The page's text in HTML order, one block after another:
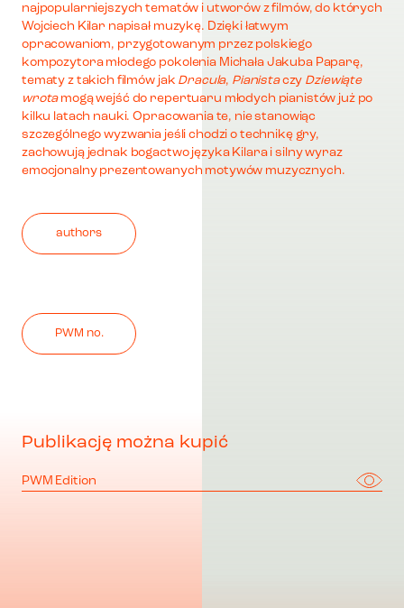
najpopularniejszych tematów i utworów z filmów, do których
Wojciech Kilar napisał muzykę. Dzięki łatwym
opracowaniom, przygotowanym przez polskiego
kompozytora młodego pokolenia Michała Jakuba Paparę,
tematy z takich filmów jak Dracula, Pianistaczy Dziewiąte
wrotamogą wejść do repertuaru młodych pianistów już po
kilku latach nauki. Opracowania te, nie stanowiąc
szczególnego wyzwania jeśli chodzi o technikę gry,
zachowują jednak bogactwo języka Kilara i silny wyraz
emocjonalny prezentowanych motywów muzycznych.
authors
PWM no.
Publikację można kupić
PWM Edition